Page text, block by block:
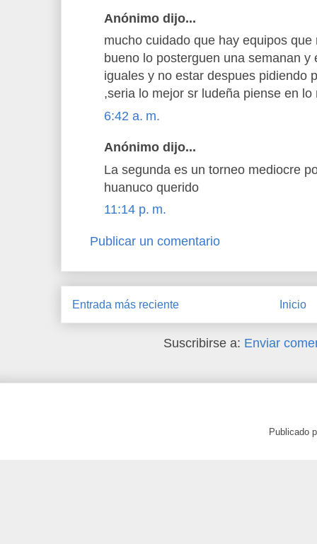
Anónimo dijo...
mucho cuidado que hay equipos
bueno lo posterguen una semanan y
iguales y no estar despues pidiendo
,seria lo mejor sr ludeña piense en lo
6:42 a. m.
Anónimo dijo...
La segunda es un torneo mediocre
huanuco querido
11:14 p. m.
Publicar un comentario
Entrada más reciente Inicio
Suscribirse a: Enviar
Publicado